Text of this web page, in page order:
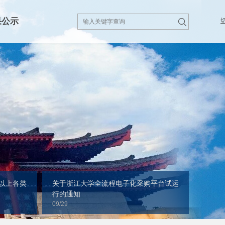
示
上各类
关于浙江大学全流程电子化采购平台试运
行的通知
09/29